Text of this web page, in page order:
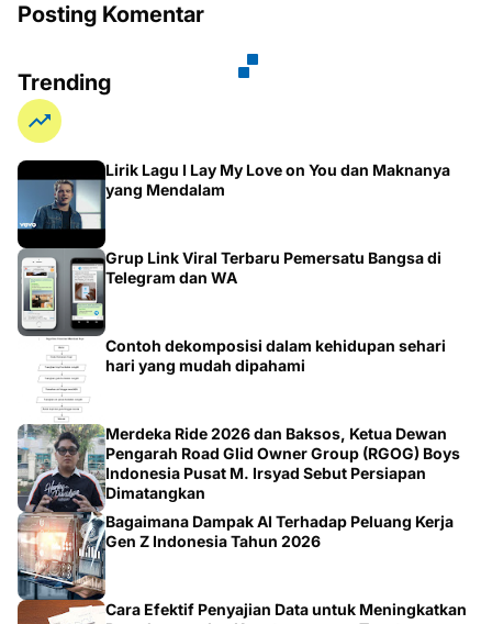
Posting Komentar
Trending
Lirik Lagu I Lay My Love on You dan Maknanya
yang Mendalam
Grup Link Viral Terbaru Pemersatu Bangsa di
Telegram dan WA
Contoh dekomposisi dalam kehidupan sehari
hari yang mudah dipahami
Merdeka Ride 2026 dan Baksos, Ketua Dewan
Pengarah Road Glid Owner Group (RGOG) Boys
Indonesia Pusat M. Irsyad Sebut Persiapan
Dimatangkan
Bagaimana Dampak AI Terhadap Peluang Kerja
Gen Z Indonesia Tahun 2026
Cara Efektif Penyajian Data untuk Meningkatkan